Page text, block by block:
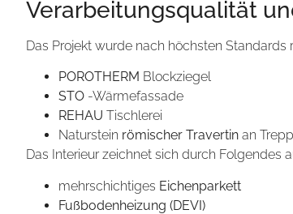
Verarbeitungsqualität
Das Projekt wurde nach höchsten Standards
POROTHERM Blockziegel
STO -Wärmefassade
REHAU Tischlerei
Naturstein römischer Travertin an
Das Interieur zeichnet sich durch Folgendes
mehrschichtiges Eichenparkett
Fußbodenheizung (DEVI)